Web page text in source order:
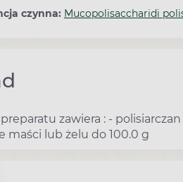
czynna: Mucopolisaccharidi
zawiera : -
maści lub żelu do 100.0 g